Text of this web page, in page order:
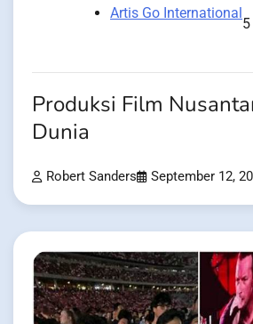
Artis Go International
Produksi Film
Dunia
Robert Sanders September 12,